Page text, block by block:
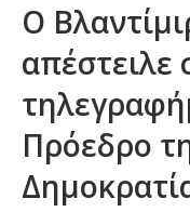
Ο
απέστειλε
Πρόεδρο